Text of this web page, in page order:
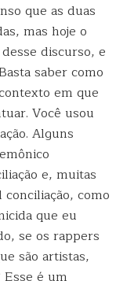
que as duas
mas hoje o
discurso, e
saber como
em que
Você usou
Alguns
e, muitas
como
que eu
se os rappers
são artistas,